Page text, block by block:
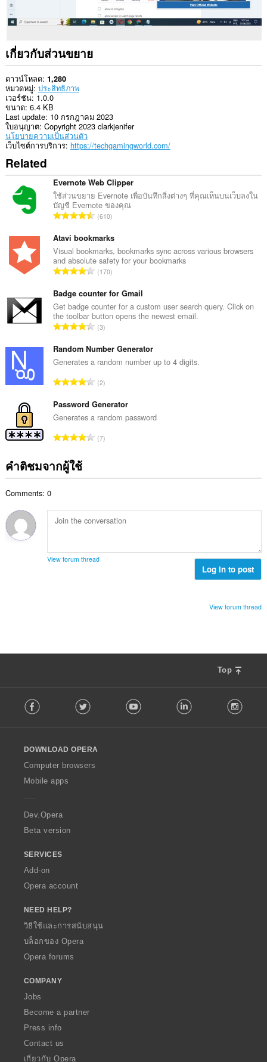
เกี่ยวกับส่วนขยาย
ดาวน์โหลด 1,280
หมวดหมู่ ประสิทธิภาพ
เวอร์ชัน 1.0.0
ขนาด 6.4 KB
Last update 10 กรกฎาคม 2023
ใบอนุญาต Copyright 2023 clarkjenifer
นโยบายความเป็นส่วนตัว
เว็บไซต์การบริการ https://techgamingworld.com/
Related
Evernote Web Clipper
ใช้ส่วนขยาย Evernote เพื่อบันทึกสิ่งต่างๆ ที่คุณเห็นบนเว็บลงใน
บัญชี Evernote ของคุณ
จำ
ว
น
ค
ะ
น
น
ร
ว
ม
ทั้
ห
ด
:
610
Atavi bookmarks
Visual bookmarks, bookmarks sync across various browsers
and absolute safety for your bookmarks
จำ
ว
น
ค
ะ
น
น
ร
ว
ม
ทั้
ห
170
Badge counter for Gmail
Get badge counter for a custom user search query. Click on
the toolbar button opens the newest email.
จำ
ว
น
ะ
น
น
ร
ว
ง
ด
3
Random Number Generator
Generates a random number up to 4 digits.
จำ
ว
น
ะ
น
ม
ทั้
ม
2
Password Generator
Generates a random password
จำ
แ
น
ว
7
คำติชมจากผู้ใช้
Comments: 0
View forum thread
Log in to post
View forum thread
Top
o
w
O
p
a
Facebook Twitter Youtube LinkedIn
DOWNLOAD OPERA
Computer browsers
Mobile apps
Dev.Opera
Beta version
SERVICES
Add-on
Opera account
NEED HELP?
วิธีใช้และการสนับสนุน
บล็อกของ Opera
Opera forums
COMPANY
Jobs
Become a partner
Press info
Contact us
เกี่ยวกับ Opera